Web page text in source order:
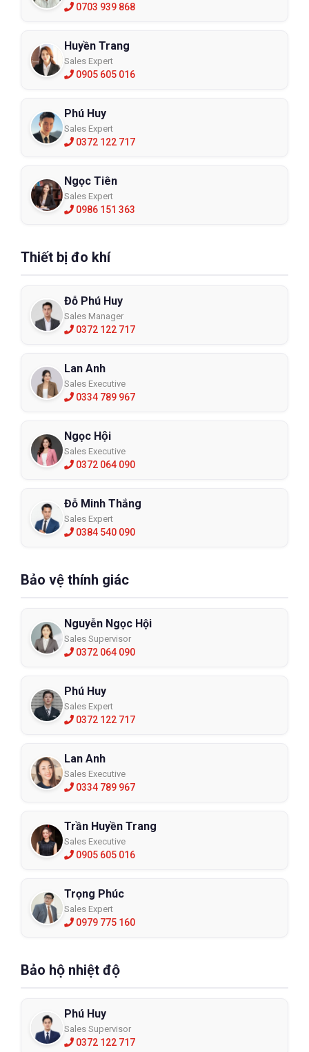
0703 939 868
Huyền Trang
Sales Expert
0905 605 016
Phú Huy
Sales Expert
0372 122 717
Ngọc Tiên
Sales Expert
0986 151 363
Thiết bị đo khí
Đỗ Phú Huy
Sales Manager
0372 122 717
Lan Anh
Sales Executive
0334 789 967
Ngọc Hội
Sales Executive
0372 064 090
Đỗ Minh Thắng
Sales Expert
0384 540 090
Bảo vệ thính giác
Nguyễn Ngọc Hội
Sales Supervisor
0372 064 090
Phú Huy
Sales Expert
0372 122 717
Lan Anh
Sales Executive
0334 789 967
Trần Huyền Trang
Sales Executive
0905 605 016
Trọng Phúc
Sales Expert
0979 775 160
Bảo hộ nhiệt độ
Phú Huy
Sales Supervisor
0372 122 717